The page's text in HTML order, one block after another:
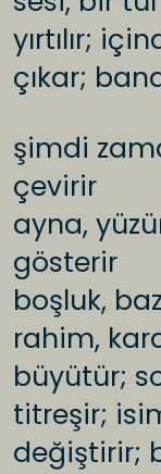
yırtılır;
çıkar;
şimdi
çevirir
ayna,
gösterir
boşluk,
rahim,
büyütür;
titreşir;
değiştirir;